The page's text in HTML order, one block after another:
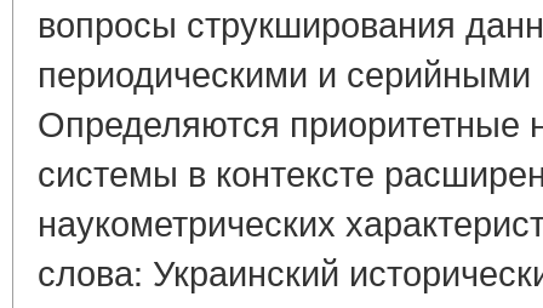
вопросы струкширования
периодическими и
Определяются приоритетные
системы в контексте
наукометрических
слова: Украинский